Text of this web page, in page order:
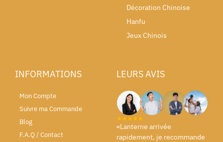
Décoration Chinoise
Hanfu
Jeux Chinois
INFORMATIONS
Mon Compte
Suivre ma Commande
Blog
F.A.Q / Contact
LEURS AVIS
«Lanterne arrivée
rapidement, je recommande